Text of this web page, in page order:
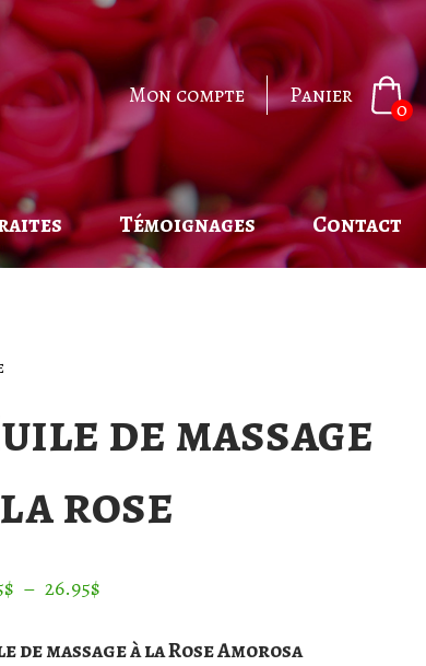
Mon compte Panier 0
Témoignages Contact
de massage
rose
$ – 26.95$Plage
prix :
de massage à la Rose Amorosa